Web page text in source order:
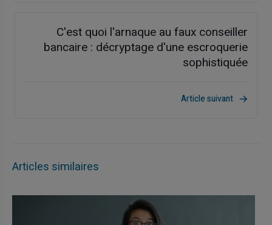
C'est quoi l'arnaque au faux conseiller
bancaire : décryptage d'une escroquerie
sophistiquée
Article suivant
Articles similaires